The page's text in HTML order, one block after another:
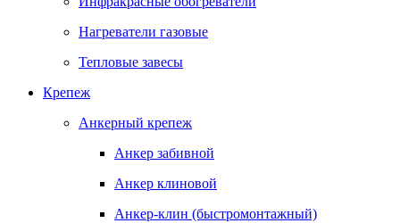
Нагреватели газовые
Тепловые завесы
Крепеж
Анкерный крепеж
Анкер забивной
Анкер клиновой
Анкер-клин (быстромонтажный)